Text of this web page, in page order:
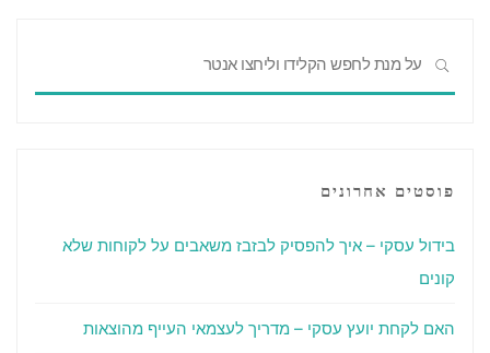
חיפוש
פוסטים אחרונים
בידול עסקי – איך להפסיק לבזבז משאבים על לקוחות שלא
קונים
האם לקחת יועץ עסקי – מדריך לעצמאי העייף מהוצאות